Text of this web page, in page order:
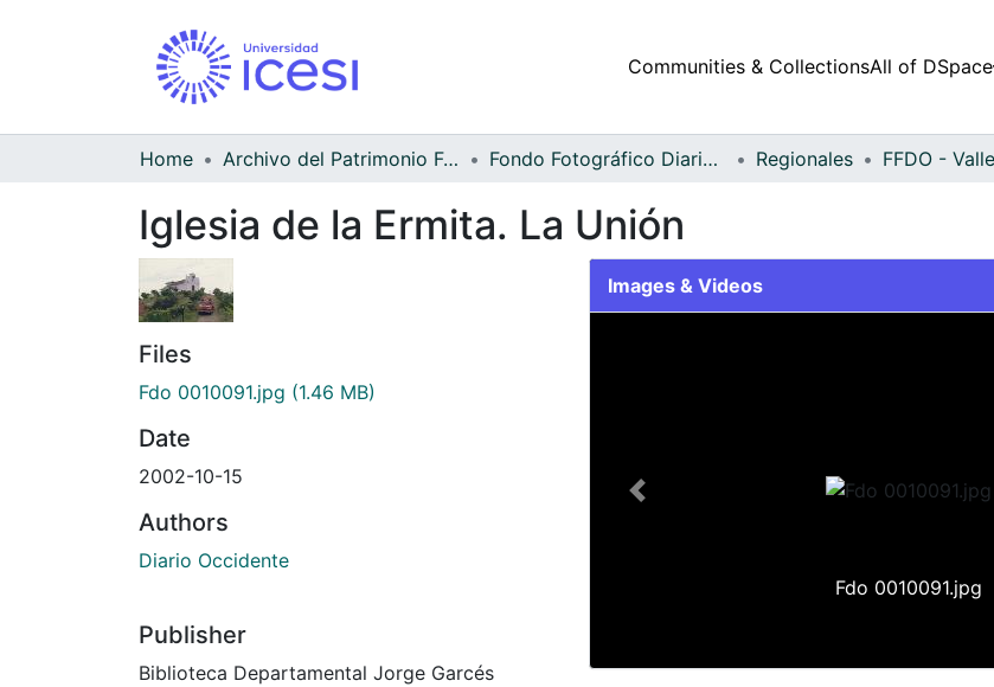
Communities & CollectionsAll of DSpace
Home Archivo del Patrimonio Fotográfico y Fílmico del Valle del Cauca Fondo Fotográfico Diario Occidente Regionales
Iglesia de la Ermita. La Unión
Files
Fdo 0010091.jpg (1.46 MB)
Date
2002-10-15
Authors
Diario Occidente
Publisher
Biblioteca Departamental Jorge Garcés
Images & Videos
Fdo 0010091.jpg
Previous